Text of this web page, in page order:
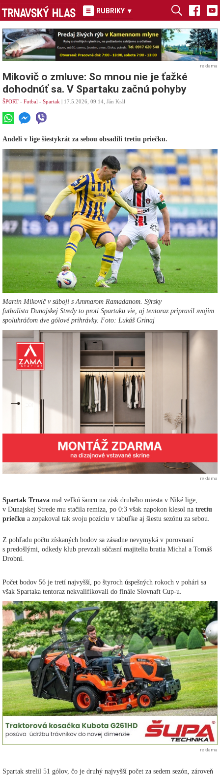
RUBRIKY ▾
reklama
Mikovič o zmluve: So mnou nie je ťažké
dohodnúť sa. V Spartaku začnú pohyby
ŠPORT - Futbal - Spartak | 17.5.2026, 09.14, Ján Král
Andeli v lige šiestykrát za sebou obsadili tretiu priečku.
Martin Mikovič v súboji s Ammarom Ramadanom. Sýrsky
futbalista Dunajskej Stredy to proti Spartaku vie, aj tentoraz pripravil svojim
spoluhráčom dve gólové prihrávky. Foto: Lukáš Grinaj
reklama
Spartak Trnava mal veľkú šancu na zisk druhého miesta v Niké lige,
v Dunajskej Strede mu stačila remíza, po 0:3 však napokon klesol na tretiu
priečku a zopakoval tak svoju pozíciu v tabuľke aj šiestu sezónu za sebou.
Z pohľadu počtu získaných bodov sa zásadne nevymyká v porovnaní
s predošlými, odkedy klub prevzali súčasní majitelia bratia Michal a Tomáš
Drobní.
Počet bodov 56 je tretí najvyšší, po štyroch úspešných rokoch v pohári sa
však Spartaka tentoraz nekvalifikovali do finále Slovnaft Cup-u.
reklama
Spartak strelil 51 gólov, čo je druhý najvyšší počet za sedem sezón, zároveň